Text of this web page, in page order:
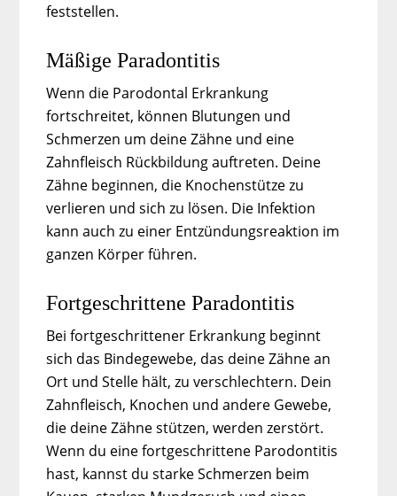
feststellen.
Mäßige Paradontitis
Wenn die Parodontal Erkrankung
fortschreitet, können Blutungen und
Schmerzen um deine Zähne und eine
Zahnfleisch Rückbildung auftreten. Deine
Zähne beginnen, die Knochenstütze zu
verlieren und sich zu lösen. Die Infektion
kann auch zu einer Entzündungsreaktion im
ganzen Körper führen.
Fortgeschrittene Paradontitis
Bei fortgeschrittener Erkrankung beginnt
sich das Bindegewebe, das deine Zähne an
Ort und Stelle hält, zu verschlechtern. Dein
Zahnfleisch, Knochen und andere Gewebe,
die deine Zähne stützen, werden zerstört.
Wenn du eine fortgeschrittene Parodontitis
hast, kannst du starke Schmerzen beim